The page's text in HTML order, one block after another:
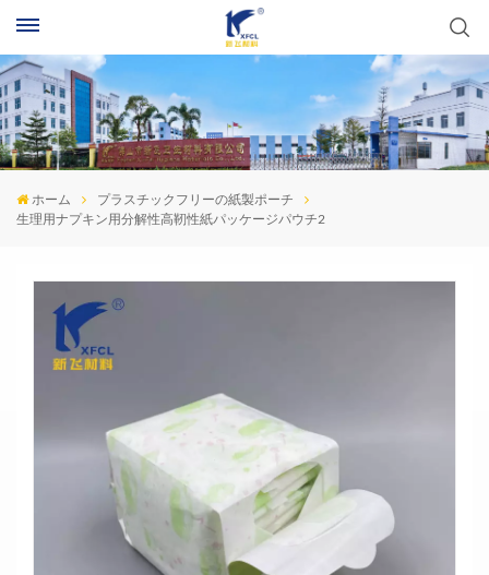
ホーム
プラスチックフリーの紙製ポーチ
生理用ナプキン用分解性高靭性紙パッケージパウチ2